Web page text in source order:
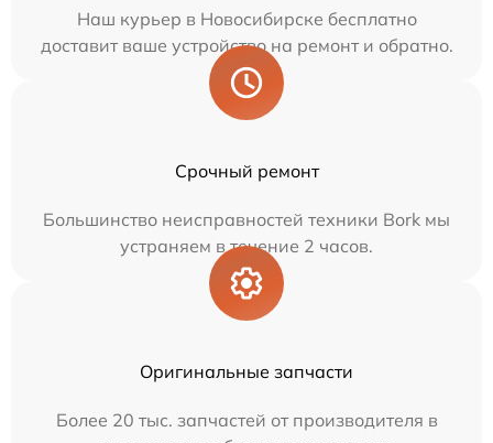
Наш курьер в Новосибирске бесплатно
доставит ваше устройство на ремонт и обратно.
Срочный ремонт
Большинство неисправностей техники Bork мы
устраняем в течение 2 часов.
Оригинальные запчасти
Более 20 тыс. запчастей от производителя в